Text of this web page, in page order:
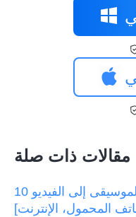
مقالات ذات صلة
10 أدوات تحرير لإضافة الموسيقى إلى الفيديو
المحمول، الإنترنت]